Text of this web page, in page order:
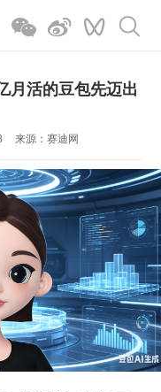
月活的豆包先迈出
来源：赛迪网